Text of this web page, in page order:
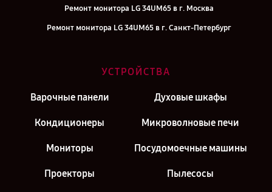
Ремонт монитора LG 34UM65 в г. Москва
Ремонт монитора LG 34UM65 в г. Санкт-Петербург
УСТРОЙСТВА
Варочные панели Духовые шкафы
Кондиционеры Микроволновые печи
Мониторы Посудомоечные машины
Проекторы Пылесосы